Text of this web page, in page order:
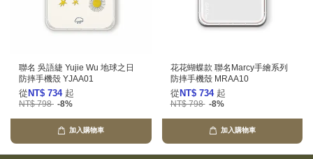
聯名 吳語緁 Yujie Wu 地球之日
防摔手機殼 YJAA01
從 NT$ 734 起
NT$ 798 -8%
加入購物車
花花蝴蝶款 聯名Marcy手繪系列
防摔手機殼 MRAA10
從 NT$ 734 起
NT$ 798 -8%
加入購物車